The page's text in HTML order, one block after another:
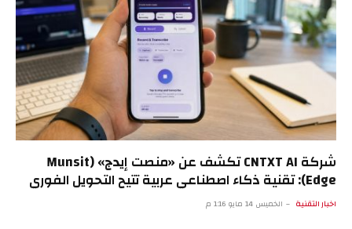
شركة CNTXT AI تكشف عن «منصت إيدج» (Munsit
Edge): تقنية ذكاء اصطناعي عربية تتيح التحويل الفوري
والخاص للكلام إلى نص على الهواتف والسيارات والأجهزة
الذكية
اخبار التقنية الخميس 14 مايو 1:16 م